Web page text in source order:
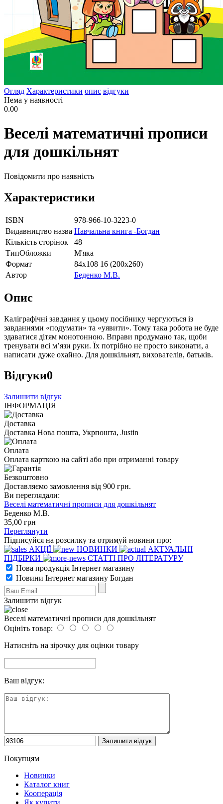
Огляд Характеристики опис відгуки
Нема у наявності
0.00
Веселі математичні прописи
для дошкільнят
Повідомити про наявність
Характеристики
ISBN
978-966-10-3223-0
Видавництво назва Навчальна книга -Богдан
Кількість сторінок
48
ТипОбложки
М'яка
Формат
84х108 16 (200х260)
Автор
Беденко М.В.
Опис
Каліграфічні завдання у цьому посібнику чергуються із
завданнями «подумати» та «уявити». Тому така робота не буде
здаватися дітям монотонною. Вправи продумано так, щоби
тренувати всі м’язи руки. Їх потрібно не просто виконати, а
написати дуже охайно. Для дошкільнят, вихователів, батьків.
Відгуки0
Залишити відгук
ІНФОРМАЦІЯ
Доставка
Доставка Нова пошта, Укрпошта, Justin
Оплата
Оплата карткою на сайті або при отриманні товару
Безкоштовно
Доставляємо замовлення від 900 грн.
Ви переглядали:
Веселі математичні прописи для дошкільнят
Беденко М.В.
35,00 грн
Переглянути
Підписуйся на розсилку та отримуй новини про:
АКЦІЇ
НОВИНКИ
АКТУАЛЬНІ
ПІДБІРКИ
СТАТТІ ПРО ЛІТЕРАТУРУ
Нова продукція Інтернет магазину
Новини Інтернет магазину Богдан
Залишити відгук
Веселі математичні прописи для дошкільнят
Оцініть товар:
Натисніть на зірочку для оцінки товару
Ваш відгук:
Покупцям
Новинки
Каталог книг
Кооперація